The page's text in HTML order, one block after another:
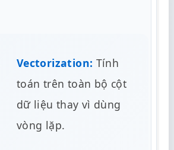
Vectorization: Tính
toán trên toàn bộ cột
dữ liệu thay vì dùng
vòng lặp.